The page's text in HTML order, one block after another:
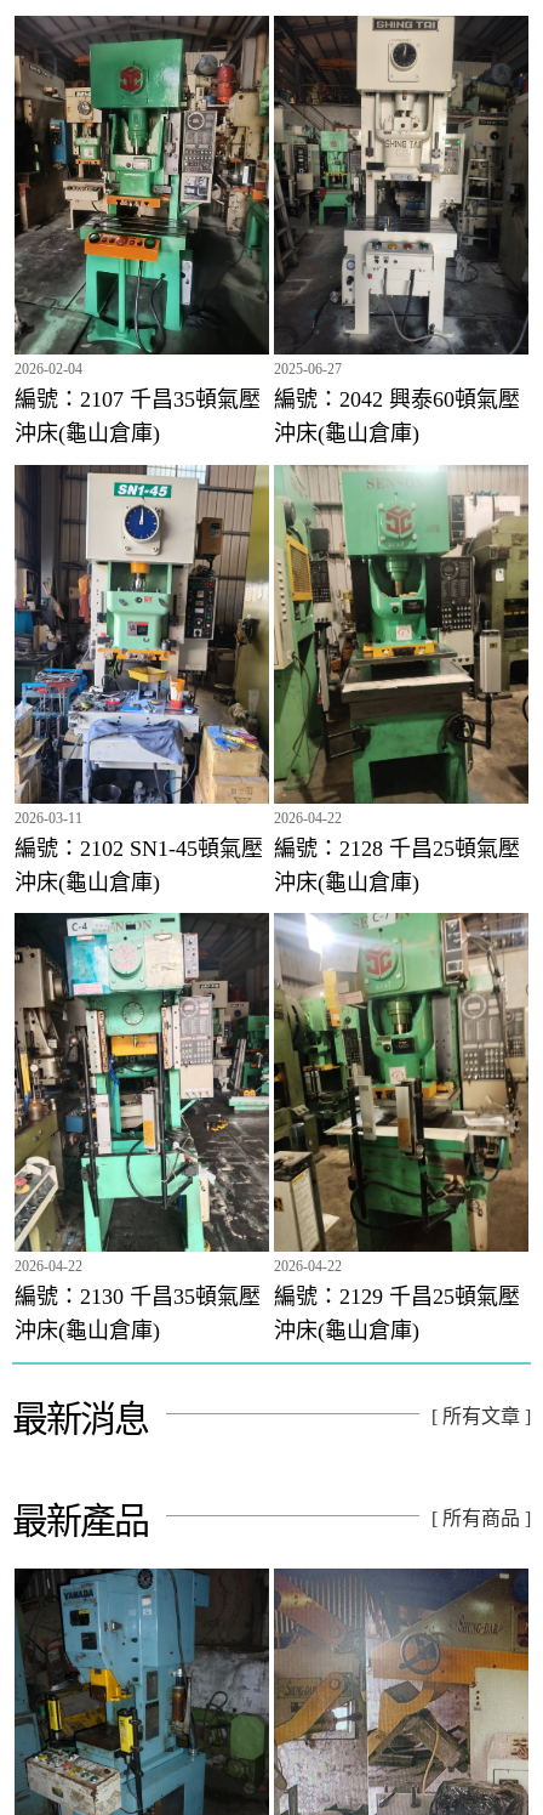
編號：1943-1 金豐110頓氣壓沖床(台中倉庫)
編號：2039 千昌25頓氣壓沖床(龜山倉庫)
編號：2016 千昌80頓氣壓沖床(龜山倉庫)
編號：1998 興泰200頓氣壓沖床(龜山倉庫)
2026-02-04
編號：2107 千昌35頓氣壓
沖床(龜山倉庫)
2025-06-27
編號：2042 興泰60頓氣壓
沖床(龜山倉庫)
2026-03-11
編號：2102 SN1-45頓氣壓
沖床(龜山倉庫)
2026-04-22
編號：2128 千昌25頓氣壓
沖床(龜山倉庫)
2026-04-22
編號：2130 千昌35頓氣壓
沖床(龜山倉庫)
2026-04-22
編號：2129 千昌25頓氣壓
沖床(龜山倉庫)
最新消息 [ 所有文章 ]
最新產品 [ 所有商品 ]